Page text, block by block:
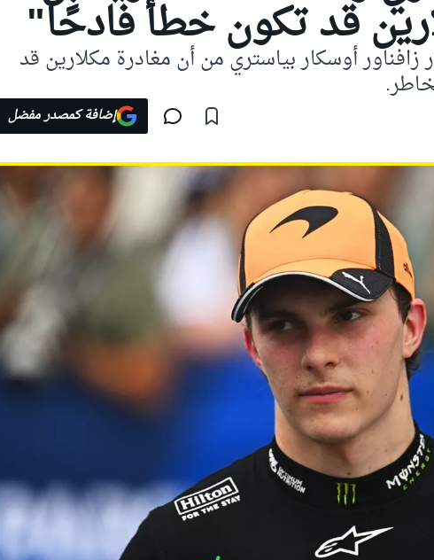
قد تكون خطأً فادحًا"
أوسكار بياستري من أن مغادرة مكلارين قد
إضافة كمصدر مفضل